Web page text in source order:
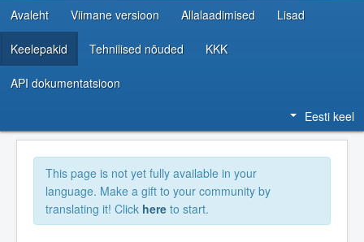
RESSURSID ARENDAJATELE
Avaleht Viimane versioon Allalaadimised Lisad
Keelepakid Tehnilised nõuded KKK
API dokumentatsioon
Eesti keel
This page is not yet fully available in your
language. Make a gift to your community by
translating it! Click here to start.